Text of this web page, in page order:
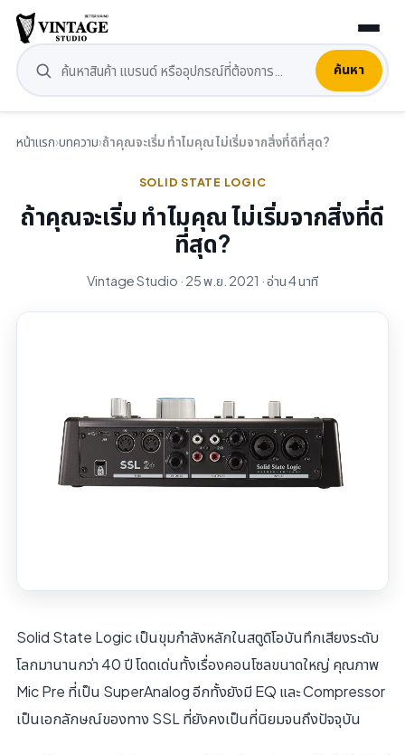
ค้นหา
หน้าแรก›บทความ›ถ้าคุณจะเริ่ม ทําไมคุณ ไม่เริ่มจากสิ่งที่ดีที่สุด?
SOLID STATE LOGIC
ถ้าคุณจะเริ่ม ทําไมคุณ ไม่เริ่มจากสิ่งที่ดี
ที่สุด?
Vintage Studio · 25 พ.ย. 2021 · อ่าน 4 นาที
Solid State Logic เป็นขุมกําลังหลักในสตูดิโอบันทึกเสียงระดับ
โลกมานานกว่า 40 ปี โดดเด่นทั้งเรื่องคอนโซลขนาดใหญ่ คุณภาพ
Mic Pre ที่เป็น SuperAnalog อีกทั้งยังมี EQ และ Compressor
เป็นเอกลักษณ์ของทาง SSL ที่ยังคงเป็นที่นิยมจนถึงปัจจุบัน